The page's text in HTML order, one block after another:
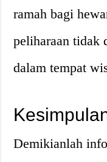
ramah bagi
peliharaan tidak
dalam tempat
Demikianlah